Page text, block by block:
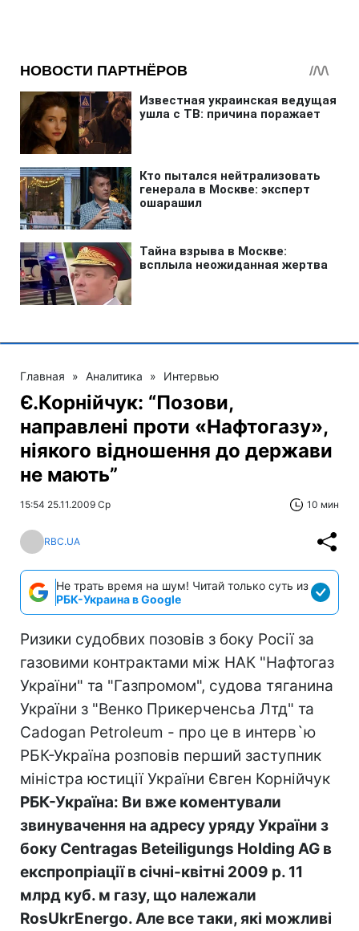
Главная » Аналитика » Интервью
Є.Корнійчук: “Позови,
направлені проти «Нафтогазу»,
ніякого відношення до держави
не мають”
15:54 25.11.2009 Ср 10 мин
RBC.UA
Не трать время на шум! Читай только суть из
РБК-Украина в Google
Ризики судобвих позовів з боку Росії за
газовими контрактами між НАК "Нафтогаз
України" та "Газпромом", судова тяганина
України з "Венко Прикерченсьа Лтд" та
Cadogan Petroleum - про це в интерв`ю
РБК-Україна розповів перший заступник
міністра юстиції України Євген Корнійчук
РБК-Україна: Ви вже коментували
звинувачення на адресу уряду України з
боку Centragas Beteiligungs Holding AG в
експропріації в січні-квітні 2009 р. 11
млрд куб. м газу, що належали
RosUkrEnergo. Але все таки, які можливі